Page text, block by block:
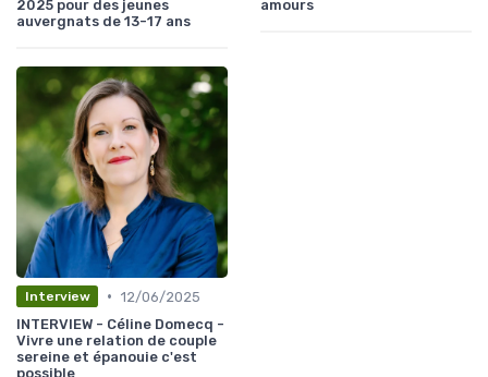
2025 pour des jeunes
auvergnats de 13-17 ans
amours
Interview • 12/06/2025
INTERVIEW - Céline Domecq -
Vivre une relation de couple
sereine et épanouie c'est
possible